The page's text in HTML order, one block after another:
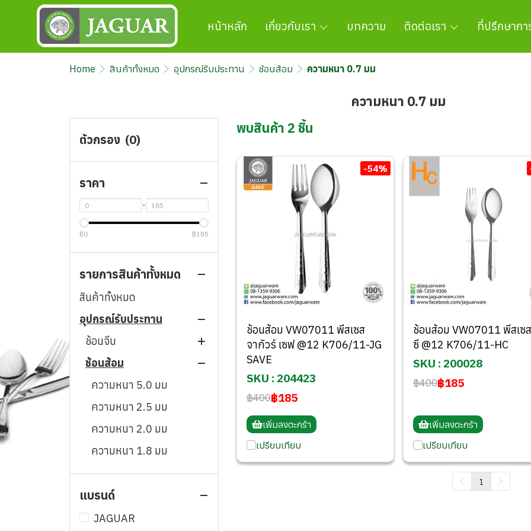
หน้าหลัก เกี่ยวกับเรา บทความ ติดต่อเรา ที่ปรึกษากา
Home สินค้าทั้งหมด อุปกรณ์รับประทาน ช้อนส้อม ความหนา 0.7 มม
ความหนา 0.7 มม
ตัวกรอง (0)
ราคา
-
฿0 ฿185
รายการสินค้าทั้งหมด
สินค้าทั้งหมด
อุปกรณ์รับประทาน
ช้อนจีน
ความหนา 0.7 มม
ความหนา 0.6 มม
ความหนา 0.5 มม
ความหนา 0.4 มม
ช้อนส้อม
ความหนา 5.0 มม
ความหนา 2.5 มม
ความหนา 2.0 มม
ความหนา 1.8 มม
ความหนา 1.5 มม
ความหนา 1.2 มม
ความหนา 1.0 มม
แบรนด์
JAGUAR
พบสินค้า 2 ชิ้น
-54%
ช้อนส้อม VW07011 พีสเซส
จากัวร์ เซฟ @12 K706/11-JG
SAVE
SKU : 204423
฿400฿185
เพิ่มลงตะกร้า
เปรียบเทียบ
ช้อนส้อม VW07011 พีสเซ
ซี @12 K706/11-HC
SKU : 200028
฿400฿185
เพิ่มลงตะกร้า
เปรียบเทียบ
1